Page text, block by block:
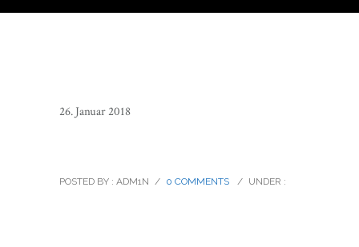
26. Januar 2018
POSTED BY : ADM1N / 0 COMMENTS / UNDER :